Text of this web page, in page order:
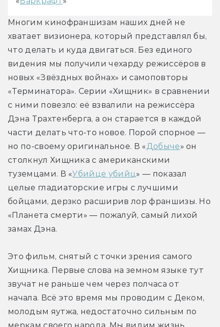
Многим кинофраншизам наших дней не
хватает визионера, который представлял бы,
что делать и куда двигаться. Без единого
видения мы получили чехарду режиссёров в
новых «Звёздных войнах» и самоповторы
«Терминатора». Серии «Хищник» в сравнении
с ними повезло: её взвалили на режиссёра
Дэна Трахтенберга, а он старается в каждой
части делать что-то новое. Порой спорное —
но по-своему оригинальное. В « Добыче» он
столкнул Хищника с американскими
туземцами. В «Убийце убийц » — показал
целые гладиаторские игры с лучшими
бойцами, дерзко расширив лор франшизы. Но
«Планета смерти» — пожалуй, самый лихой
замах Дэна.
Это фильм, снятый с точки зрения самого
Хищника. Первые слова на земном языке тут
звучат не раньше чем через полчаса от
начала. Всё это время мы проводим с Деком,
молодым яутжа, недостаточно сильным по
меркам своего народа. Мы видим жизнь